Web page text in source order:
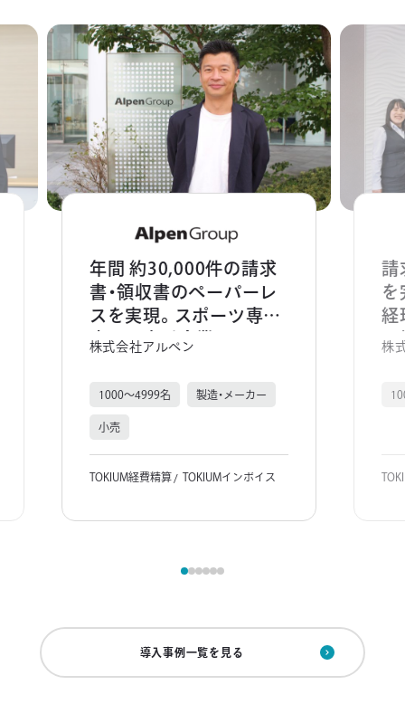
年間 約30,000件の請求
書・領収書のペーパーレ
スを実現。スポーツ専門
店の最大手企業のアルペ
抜本的な見直しを推進。
株式会社アルペン
1000～4999名 製造・メーカー
小売
TOKIUM経費精算 TOKIUMインボイス
請
を
経
見
株
導入事例一覧を見る